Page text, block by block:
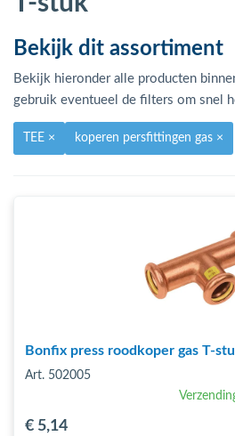
(Fittingen)
(Flexibele slangen)
(Circulatiepompen, pompgroepen
(Installatiemateriaal)
(Sanitair)
(Verwarming, kachels & ketels)
Bekijk dit assortiment
Bekijk hieronder alle producten
gebruik eventueel de filters om snel
TEE × koperen persfittingen gas ×
Bonfix press roodkoper gas T-
Art. 502005
€ 5,14